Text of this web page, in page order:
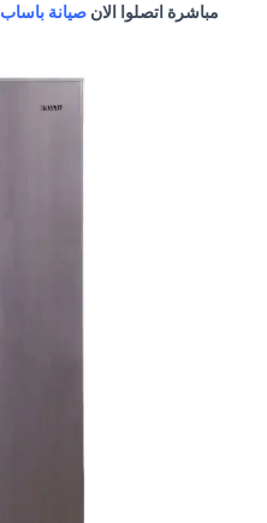
مباشرة اتصلوا الان صيانة باساب